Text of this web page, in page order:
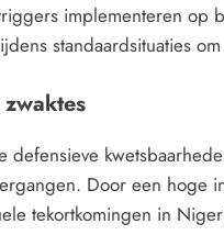
implementeren op
standaardsituaties
defensieve
Door een hoge
tekortkomingen in